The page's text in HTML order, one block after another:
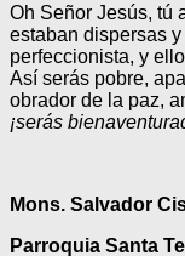
Oh Señor Jesús, tú
estaban dispersas
perfeccionista, y
Así serás pobre,
obrador de la paz,
¡serás
Mons. Salvador
Parroquia Santa